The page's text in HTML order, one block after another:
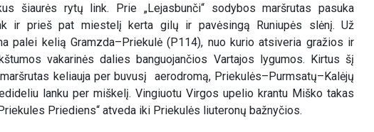
šiaurės rytų link. Prie „Lejasbunči“ sodybos maršrutas pasuka
ir prieš pat miestelį kerta gilų ir pavėsingą Runiupės slėnį. Už
palei kelią Gramzda–Priekulė (P114), nuo kurio atsiveria gražios ir
vakarinės dalies banguojančios Vartajos lygumos. Kirtus šį
keliauja per buvusį aerodromą, Priekulės–Purmsatų–Kalėjų
lanku per miškelį. Vingiuotu Virgos upelio krantu Miško takas
Priediens“ atveda iki Priekulės liuteronų bažnyčios.